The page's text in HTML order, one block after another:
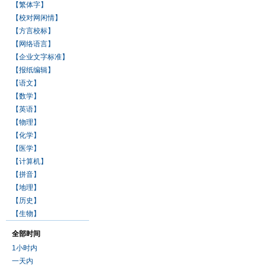
【繁体字】
【校对网闲情】
【方言校标】
【网络语言】
【企业文字标准】
【报纸编辑】
【语文】
【数学】
【英语】
【物理】
【化学】
【医学】
【计算机】
【拼音】
【地理】
【历史】
【生物】
全部时间
1小时内
一天内